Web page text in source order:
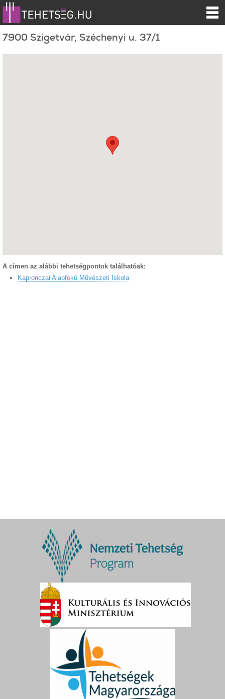
7900 Szigetvár, Széchenyi u. 37/1
A címen az alábbi tehetségpontok találhatóak:
Kapronczai Alapfokú Művészeti Iskola